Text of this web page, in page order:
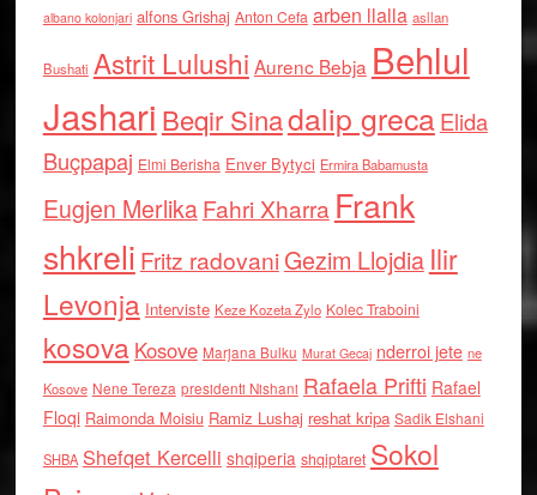
albano kolonjari alfons Grishaj Anton Cefa arben llalla asllan
Bushati Astrit Lulushi Aurenc Bebja Behlul
Jashari Beqir Sinadalip grecaElida
Buçpapaj Elmi Berisha Enver Bytyci Ermira Babamusta
Eugjen MerlikaFahri Xharra Frank
shkreli Fritz radovaniGezim Llojdia Ilir
Levonja Interviste Keze Kozeta Zylo Kolec Traboini
kosova Kosove Marjana Bulku Murat Gecaj nderroi jete ne
Kosove Nene Tereza presidenti Nishani Rafaela Prifti Rafael
Floqi Raimonda Moisiu Ramiz Lushaj reshat kripa Sadik Elshani
SHBA Shefqet Kercelli shqiperia shqiptaret Sokol